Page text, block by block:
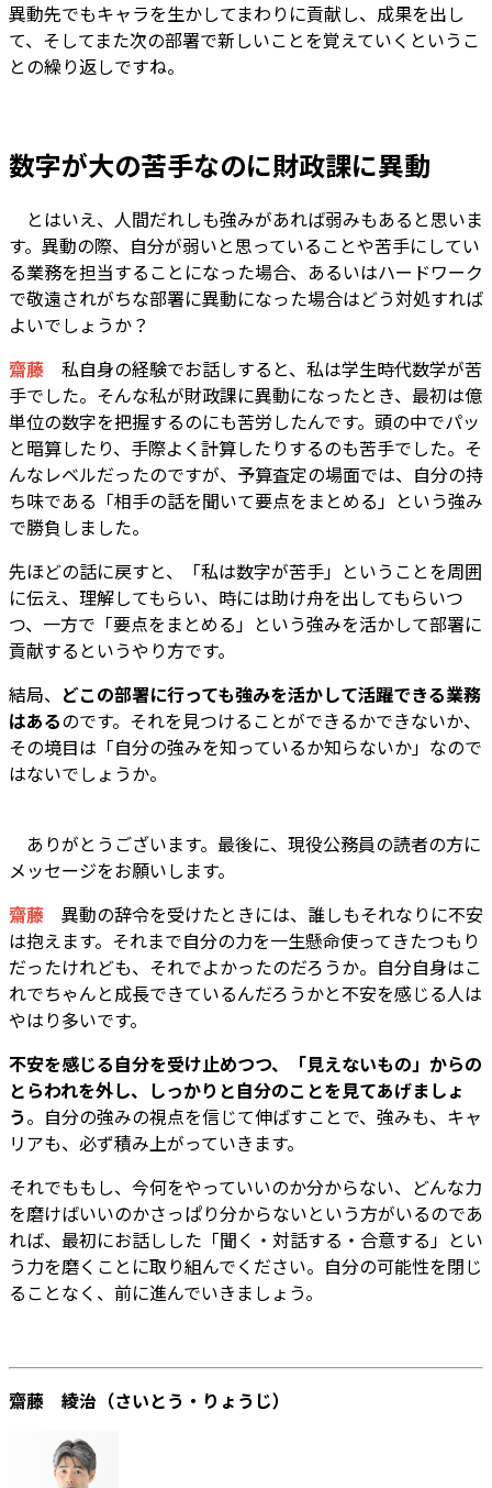
異動先でもキャラを生かしてまわりに貢献し、成果を出し
て、そしてまた次の部署で新しいことを覚えていくというこ
との繰り返しですね。
数字が大の苦手なのに財政課に異動
とはいえ、人間だれしも強みがあれば弱みもあると思いま
す。異動の際、自分が弱いと思っていることや苦手にしてい
る業務を担当することになった場合、あるいはハードワーク
で敬遠されがちな部署に異動になった場合はどう対処すれば
よいでしょうか？
齋藤 私自身の経験でお話しすると、私は学生時代数学が苦
手でした。そんな私が財政課に異動になったとき、最初は億
単位の数字を把握するのにも苦労したんです。頭の中でパッ
と暗算したり、手際よく計算したりするのも苦手でした。そ
んなレベルだったのですが、予算査定の場面では、自分の持
ち味である「相手の話を聞いて要点をまとめる」という強み
で勝負しました。
先ほどの話に戻すと、「私は数字が苦手」ということを周囲
に伝え、理解してもらい、時には助け舟を出してもらいつ
つ、一方で「要点をまとめる」という強みを活かして部署に
貢献するというやり方です。
結局、 どこの部署に行っても強みを活かして活躍できる業務
はあるのです。それを見つけることができるかできないか、
その境目は「自分の強みを知っているか知らないか」なので
はないでしょうか。
ありがとうございます。最後に、現役公務員の読者の方に
メッセージをお願いします。
齋藤 異動の辞令を受けたときには、誰しもそれなりに不安
は抱えます。それまで自分の力を一生懸命使ってきたつもり
だったけれども、それでよかったのだろうか。自分自身はこ
れでちゃんと成長できているんだろうかと不安を感じる人は
やはり多いです。
不安を感じる自分を受け止めつつ、「見えないもの」からの
とらわれを外し、しっかりと自分のことを見てあげましょ
う。自分の強みの視点を信じて伸ばすことで、強みも、キャ
リアも、必ず積み上がっていきます。
それでももし、今何をやっていいのか分からない、どんな力
を磨けばいいのかさっぱり分からないという方がいるのであ
れば、最初にお話しした「聞く・対話する・合意する」とい
う力を磨くことに取り組んでください。自分の可能性を閉じ
ることなく、前に進んでいきましょう。
齋藤 綾治（さいとう・りょうじ）